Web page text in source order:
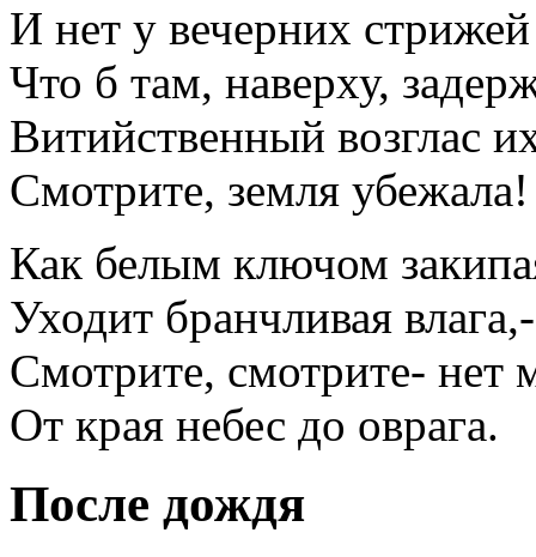
И нет у вечерних
Что б там, наверху,
Витийственный возглас
Смотрите, земля убежала!
Как белым ключом
Уходит бранчливая влага,-
Смотрите, смотрите- нет
От края небес до оврага.
После дождя